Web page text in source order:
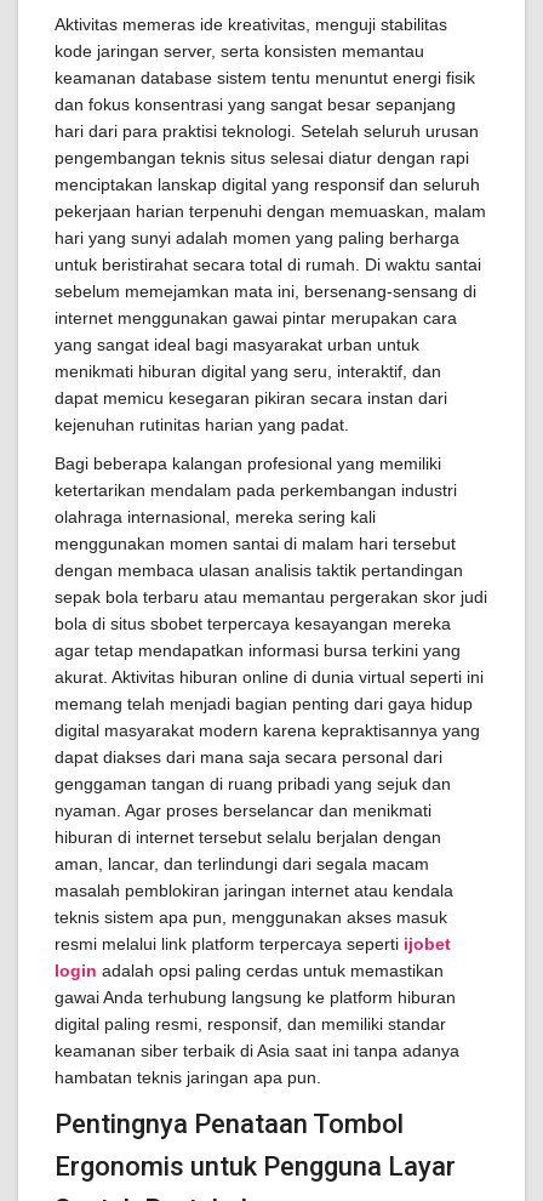
Aktivitas memeras ide kreativitas, menguji stabilitas
kode jaringan server, serta konsisten memantau
keamanan database sistem tentu menuntut energi fisik
dan fokus konsentrasi yang sangat besar sepanjang
hari dari para praktisi teknologi. Setelah seluruh urusan
pengembangan teknis situs selesai diatur dengan rapi
menciptakan lanskap digital yang responsif dan seluruh
pekerjaan harian terpenuhi dengan memuaskan, malam
hari yang sunyi adalah momen yang paling berharga
untuk beristirahat secara total di rumah. Di waktu santai
sebelum memejamkan mata ini, bersenang-sensang di
internet menggunakan gawai pintar merupakan cara
yang sangat ideal bagi masyarakat urban untuk
menikmati hiburan digital yang seru, interaktif, dan
dapat memicu kesegaran pikiran secara instan dari
kejenuhan rutinitas harian yang padat.
Bagi beberapa kalangan profesional yang memiliki
ketertarikan mendalam pada perkembangan industri
olahraga internasional, mereka sering kali
menggunakan momen santai di malam hari tersebut
dengan membaca ulasan analisis taktik pertandingan
sepak bola terbaru atau memantau pergerakan skor judi
bola di situs sbobet terpercaya kesayangan mereka
agar tetap mendapatkan informasi bursa terkini yang
akurat. Aktivitas hiburan online di dunia virtual seperti ini
memang telah menjadi bagian penting dari gaya hidup
digital masyarakat modern karena kepraktisannya yang
dapat diakses dari mana saja secara personal dari
genggaman tangan di ruang pribadi yang sejuk dan
nyaman. Agar proses berselancar dan menikmati
hiburan di internet tersebut selalu berjalan dengan
aman, lancar, dan terlindungi dari segala macam
masalah pemblokiran jaringan internet atau kendala
teknis sistem apa pun, menggunakan akses masuk
resmi melalui link platform terpercaya seperti ijobet
login adalah opsi paling cerdas untuk memastikan
gawai Anda terhubung langsung ke platform hiburan
digital paling resmi, responsif, dan memiliki standar
keamanan siber terbaik di Asia saat ini tanpa adanya
hambatan teknis jaringan apa pun.
Pentingnya Penataan Tombol
Ergonomis untuk Pengguna Layar